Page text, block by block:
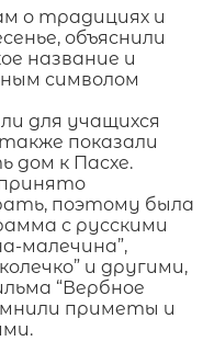
о традициях и
объяснили
название и
символом
для учащихся
показали
дом к Пасхе.
поэтому была
с русскими
малечина”,
и другими,
“Вербное
приметы и